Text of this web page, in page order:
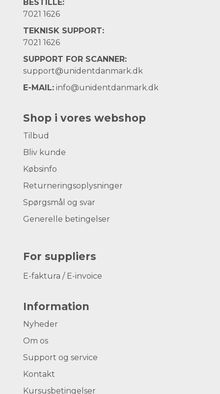
BESTILLE:
7021 1626
TEKNISK SUPPORT:
7021 1626
SUPPORT FOR SCANNER:
support@unidentdanmark.dk
E-MAIL: info@unidentdanmark.dk
Shop i vores webshop
Tilbud
Bliv kunde
Købsinfo
Returneringsoplysninger
Spørgsmål og svar
Generelle betingelser
For suppliers
E-faktura / E-invoice
Information
Nyheder
Om os
Support og service
Kontakt
Kursusbetingelser